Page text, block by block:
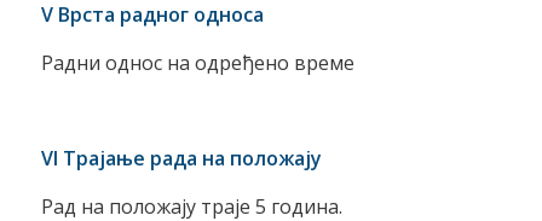
V Врста радног односа
Радни однос на одређено време
VI Трајање рада на положају
Рад на положају траје 5 година.